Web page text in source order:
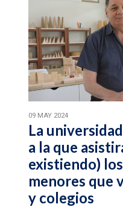
09 MAY 2024
La
a la que
existiendo)
menores que
y colegios